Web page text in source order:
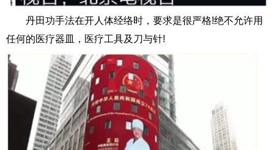
丹田功手法在开人体经络时，要求是很严格!绝不允许用
任何的医疗器皿，医疗工具及刀与针!